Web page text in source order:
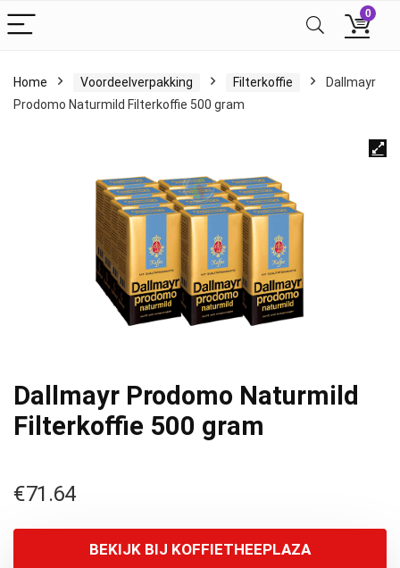
0
Home Voordeelverpakking Filterkoffie
Dallmayr
Prodomo Naturmild Filterkoffie 500 gram
Dallmayr Prodomo Naturmild
Filterkoffie 500 gram
€71.64
BEKIJK BIJ KOFFIETHEEPLAZA